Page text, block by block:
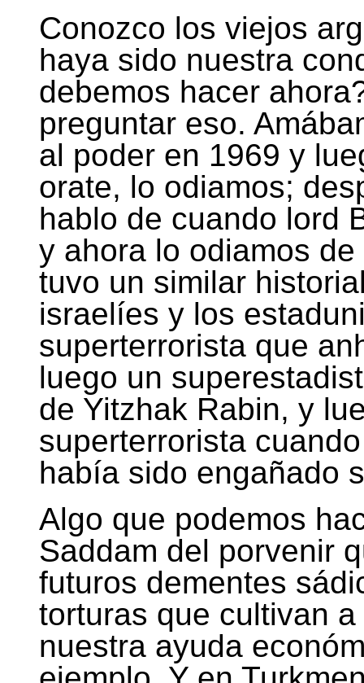
Conozco los viejos
haya sido nuestra
debemos hacer
preguntar eso.
al poder en 1969 y
orate, lo odiamos;
hablo de cuando lord
y ahora lo odiamos
tuvo un similar
israelíes y los
superterrorista que
luego un
de Yitzhak Rabin, y
superterrorista
había sido engañado
Algo que podemos
Saddam del porvenir
futuros dementes
torturas que cultivan
nuestra ayuda